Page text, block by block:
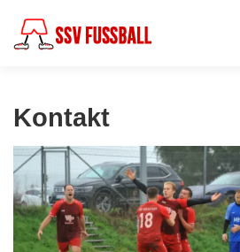
Inhalt
springen
ABTEILUNGSLEITUNG
FÖDERKREIS
Kontakt